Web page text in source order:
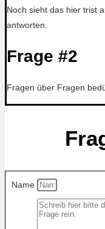
Noch sieht das hier trist
antworten.
Frage #2
Fragen über Fragen
Name